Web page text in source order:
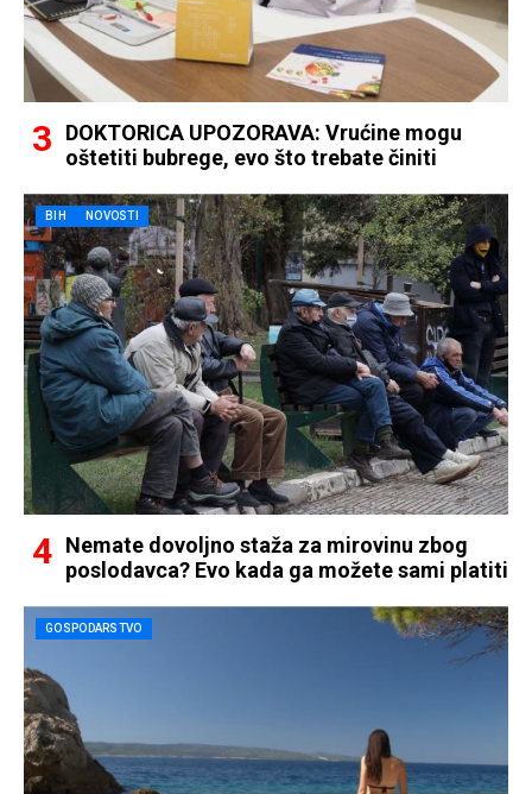
DOKTORICA UPOZORAVA: Vrućine mogu
oštetiti bubrege, evo što trebate činiti
BIH NOVOSTI
Nemate dovoljno staža za mirovinu zbog
poslodavca? Evo kada ga možete sami platiti
GOSPODARSTVO